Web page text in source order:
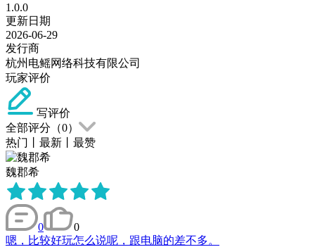
1.0.0
更新日期
2026-06-29
发行商
杭州电鳐网络科技有限公司
玩家评价
写评价
全部评分（0）
热门
最新 最赞
魏郡希
0
0
嗯，比较好玩怎么说呢，跟电脑的差不多。